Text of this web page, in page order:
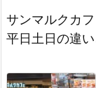
サンマルクカ
平日土日の違